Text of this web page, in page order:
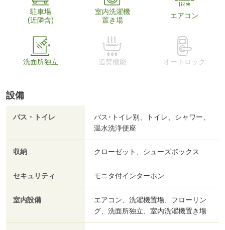
駐車場
(近隣含)
室内洗濯機
置き場
エアコン
洗面所独立 追焚機能 オートロック
設備
バス・トイレ
バス･トイレ別、トイレ、シャワー、
温水洗浄便座
収納 クローゼット、シューズボックス
セキュリティ モニタ付インターホン
室内設備
エアコン、洗濯機置場、フローリン
グ、洗面所独立、室内洗濯機置き場